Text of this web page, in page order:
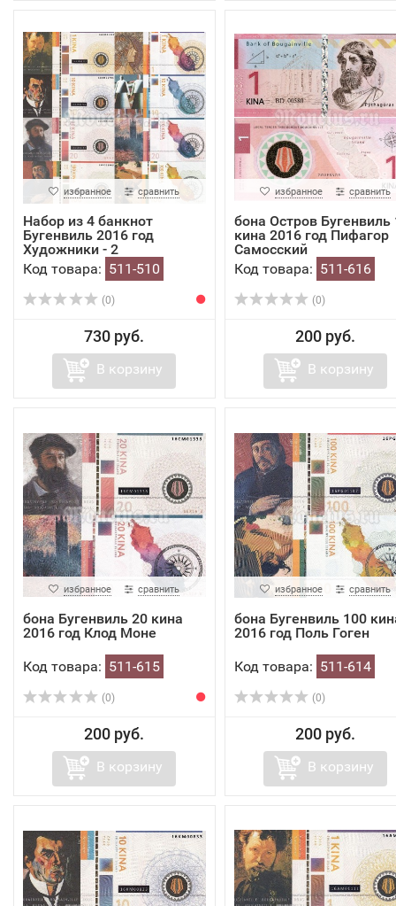
избранное сравнить
Набор из 4 банкнот
Бугенвиль 2016 год
Художники - 2
Код товара: 511-510
(0)
730 руб.
В корзину
избранное сравнить
бона Остров Бугенвиль
кина 2016 год Пифагор
Самосский
Код товара: 511-616
(0)
200 руб.
В корзину
избранное сравнить
бона Бугенвиль 20 кина
2016 год Клод Моне
Код товара: 511-615
(0)
200 руб.
В корзину
избранное сравнить
бона Бугенвиль 100
2016 год Поль Гоген
Код товара: 511-614
(0)
200 руб.
В корзину